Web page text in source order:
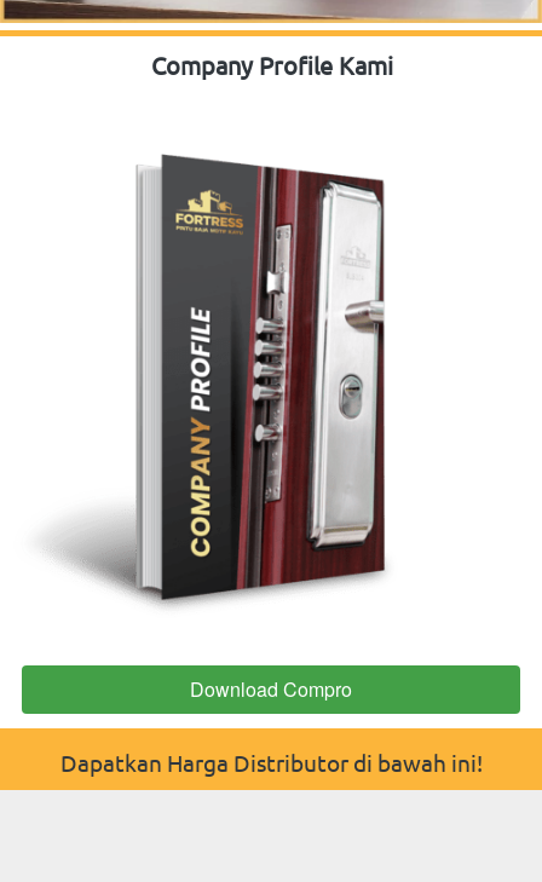
Company Profile Kami
`Download Compro
Dapatkan Harga Distributor di bawah ini!